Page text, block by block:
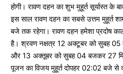
होगी। रावण दहन का शुभ मुहूर्त सूर्यास्त के
इस साल रावण दहन का सबसे उत्तम मुहूर्त
बजे तक रहेगा। रावण दहन हमेशा प्रदोष
है। श्रवण नक्षत्र 12 अक्टूबर को सुबह 05
और 13 अक्तूबर को सुबह 04 बजकर 27
पूजन का विजय मुहूर्त दोपहर 02:02 बजे